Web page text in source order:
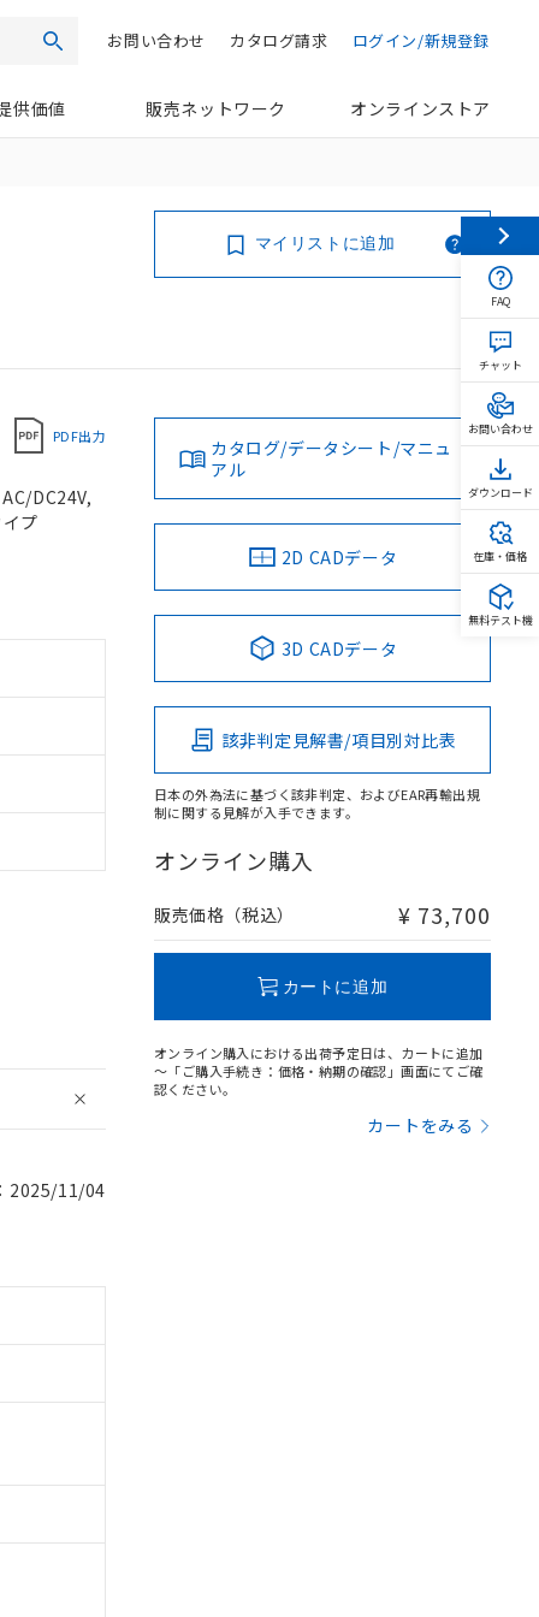
検索 ログイン/新規登録
カタログ請求
お問い合わせ
供価値 販売ネットワーク オンラインストア
マイリストに追加
PDF出力
DC24V,
プ
2025/11/04
カタログ/データシート/マニュ
アル
2D CADデータ
3D CADデータ
該非判定見解書/項目別対比表
日本の外為法に基づく該非判定、およびEAR再輸出規
制に関する見解が入手できます。
オンライン購入
販売価格（税込） ¥ 73,700
カートに追加
オンライン購入における出荷予定日は、カートに追加
～「ご購入手続き：価格・納期の確認」画面にてご確
認ください。
カートをみる
FAQ
チャット
お問い合わせ
ダウンロード
在庫・価格
無料テスト機